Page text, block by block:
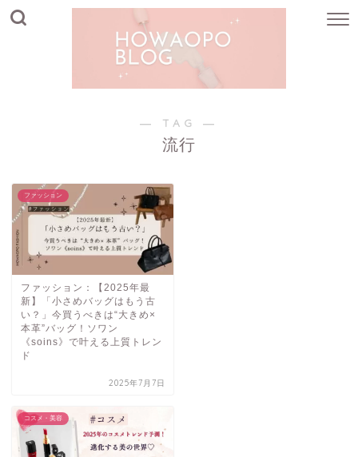
― TAG ―
流行
ファッション
ファッション：【2025年最
新】「小さめバッグはもう古
い？」今買うべきは“大きめ×
本革”バッグ！ソワン
《soins》で叶える上質トレン
ド
2025年7月7日
コスメ・美容